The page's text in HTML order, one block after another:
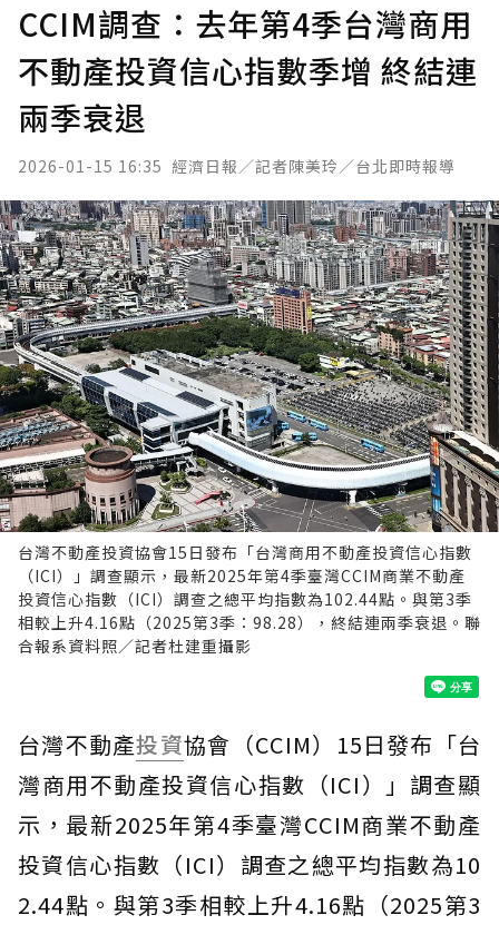
CCIM調查：去年第4季台灣商用
不動產投資信心指數季增 終結連
兩季衰退
2026-01-15 16:35 經濟日報／記者陳美玲／台北即時報導
台灣不動產投資協會15日發布「台灣商用不動產投資信心指數
（ICI）」調查顯示，最新2025年第4季臺灣CCIM商業不動產
投資信心指數（ICI）調查之總平均指數為102.44點。與第3季
相較上升4.16點（2025第3季：98.28），終結連兩季衰退。聯
合報系資料照／記者杜建重攝影
台灣不動產投資協會（CCIM）15日發布「台
灣商用不動產投資信心指數（ICI）」調查顯
示，最新2025年第4季臺灣CCIM商業不動產
投資信心指數（ICI）調查之總平均指數為10
2.44點。與第3季相較上升4.16點（2025第3